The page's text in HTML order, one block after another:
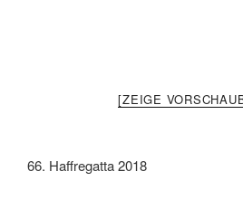
[ZEIGE
66. Haffregatta 2018